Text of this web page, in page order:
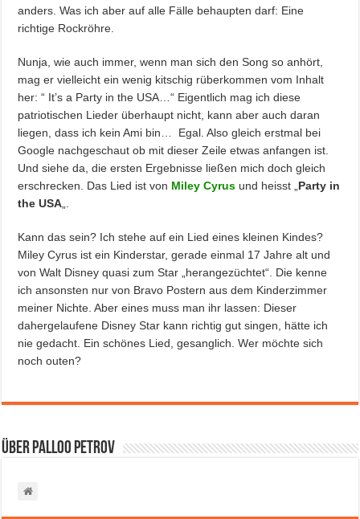
anders. Was ich aber auf alle Fälle behaupten darf: Eine
richtige Rockröhre.
Nunja, wie auch immer, wenn man sich den Song so anhört,
mag er vielleicht ein wenig kitschig rüberkommen vom Inhalt
her: “ It’s a Party in the USA…“ Eigentlich mag ich diese
patriotischen Lieder überhaupt nicht, kann aber auch daran
liegen, dass ich kein Ami bin… Egal. Also gleich erstmal bei
Google nachgeschaut ob mit dieser Zeile etwas anfangen ist.
Und siehe da, die ersten Ergebnisse ließen mich doch gleich
erschrecken. Das Lied ist von Miley Cyrus und heisst „ Party in
the USA
Kann das sein? Ich stehe auf ein Lied eines kleinen Kindes?
Miley Cyrus ist ein Kinderstar, gerade einmal 17 Jahre alt und
von Walt Disney quasi zum Star „herangezüchtet“. Die kenne
ich ansonsten nur von Bravo Postern aus dem Kinderzimmer
meiner Nichte. Aber eines muss man ihr lassen: Dieser
dahergelaufene Disney Star kann richtig gut singen, hätte ich
nie gedacht. Ein schönes Lied, gesanglich. Wer möchte sich
noch outen?
Über Palloo Petrov